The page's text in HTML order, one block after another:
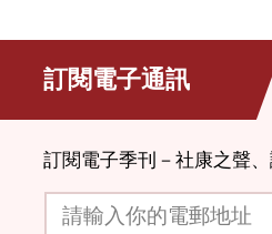
訂閱電子通訊
訂閱電子季刊－社康之聲
請輸入你的電郵地址